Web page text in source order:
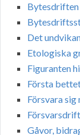
Bytesdriften
Det
Etologiska
Figuranten
Första
Försvara
Gåvor,